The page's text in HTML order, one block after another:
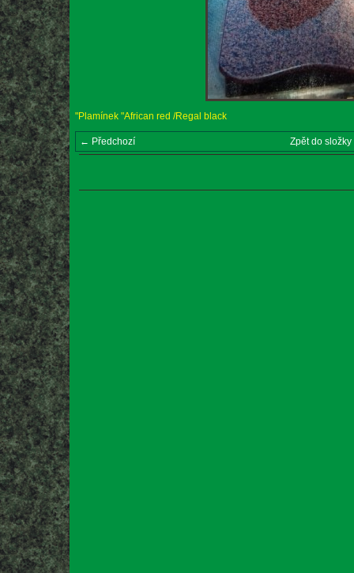
"Plamínek "African red /Regal black
← Předchozí Zpět do složky